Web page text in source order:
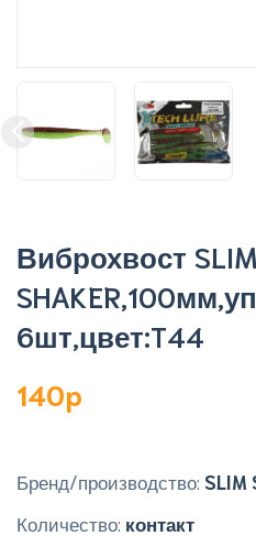
Виброхвост SLIM
6шт,цвет:T44
140p
Бренд/производство: SLIM
Количество: контакт